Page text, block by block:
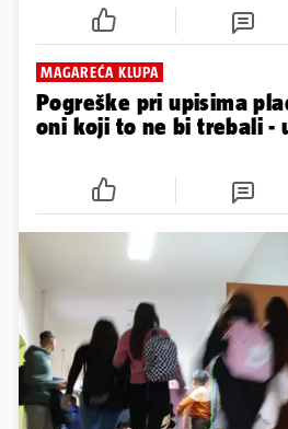
MAGAREĆA KLUPA
Pogreške pri upisima
oni koji to ne bi trebali -